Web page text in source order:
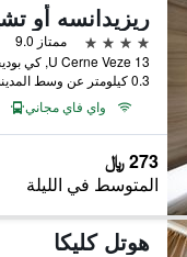
4 نجوم
ممتاز 9.0
0.3 كيلومتر عن وسط المدينة
واي فاي مجاني
273 ﷼
المتوسط في الليلة
هوتل كليكا